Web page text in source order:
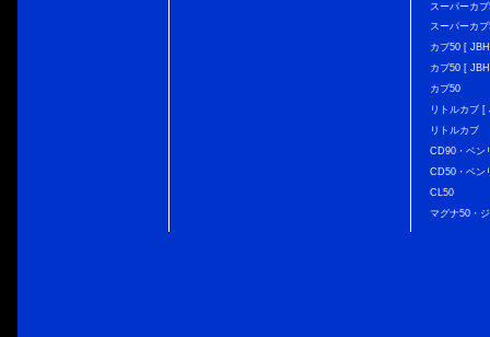
スーパーカ
スーパーカ
カブ50 [
カブ50 [
カブ50
リトルカブ
リトルカブ
CD90・ベン
CD50・ベン
CL50
マグナ50・